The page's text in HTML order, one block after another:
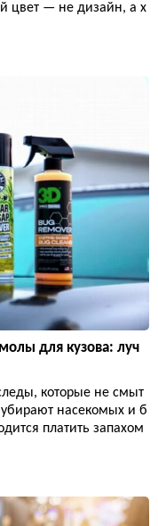
цвет — не дизайн, а х
для кузова: луч
которые не смыт
насекомых и б
платить запахом